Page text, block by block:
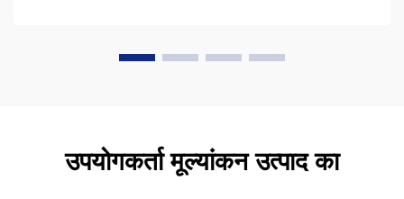
उपयोगकर्ता मूल्यांकन उत्पाद का